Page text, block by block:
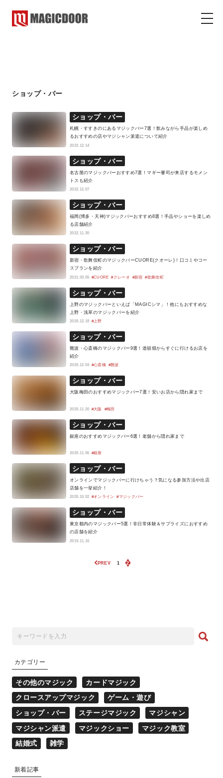
ショップ・バー
ショップ・バー
札幌・すすきのにあるマジックバー7選！飲みながら手品が楽しめ
るおすすめの店やマジシャン派遣について紹介
2022.12.14
ショップ・バー
名古屋のマジックバーおすすめ7選！マギー審司が来店するモメン
トスも紹介
2022.12.07
ショップ・バー
福岡(博多・天神)マジックバーおすすめ8選！手品やショーを楽しめ
る店舗紹介
2022.11.30
ショップ・バー
新宿・歌舞伎町のマジックバーCUORE(クオーレ)！口コミやコー
スプランを紹介
2021.03.05 #CUORE #クレーオ #新宿 #歌舞伎町
ショップ・バー
上野のマジックバーといえば「MAGICシマ」！他にもおすすめな
上野・浅草のマジックバーを紹介
2020.12.18 #上野
ショップ・バー
難波・心斎橋のマジックバー9選！道頓堀からすぐに行けるお店を
紹介
2020.12.04 #心斎橋 #難波
ショップ・バー
大阪梅田のおすすめマジックバー7選！安いお店から隠れ家まで
2020.11.20 #大阪 #梅田
ショップ・バー
銀座のおすすめマジックバー6選！老舗から隠れ家まで
2020.11.06 #銀座
ショップ・バー
オンラインでマジックバーに行けちゃう？気になる参加方法や出店
店舗を一挙紹介！
2020.10.02 #オンライン #マジックバー
ショップ・バー
東京都内のマジックバー5選！非日常体験＆サプライズにおすすめ
の店舗を紹介
2019.11.16
PREV 1 2
カテゴリー
その他のマジック
カードマジック
クロースアップマジック
ゲーム・遊び
ショップ・バー
ステージマジック
マジシャン
マジシャン派遣
マジックショー
マジック教室
結婚式
雑学
新着記事